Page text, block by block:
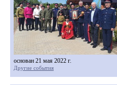
основан 21 мая 2022 г.
Другие события